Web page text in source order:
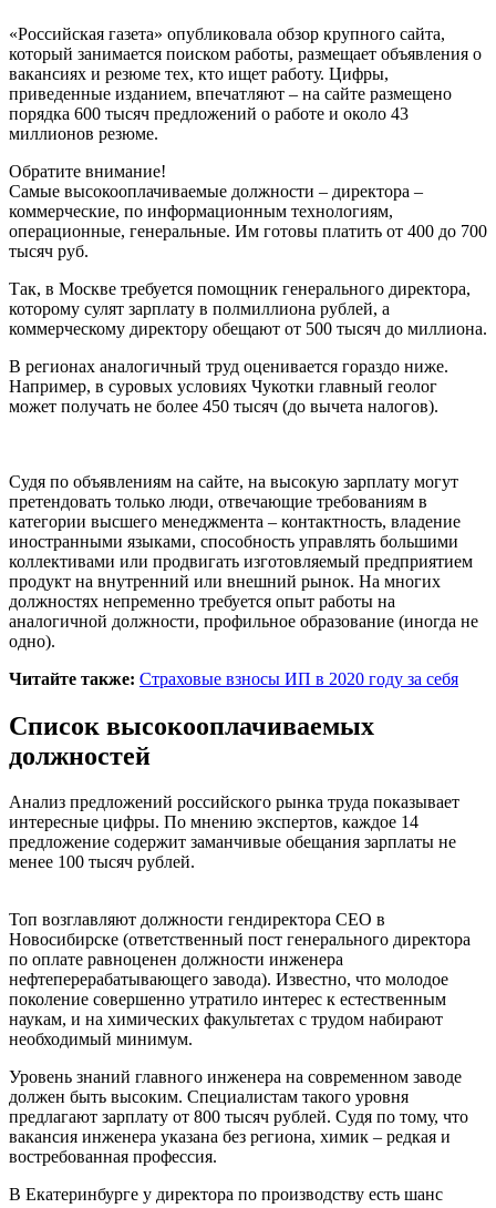
«Российская газета» опубликовала обзор крупного сайта,
который занимается поиском работы, размещает объявления о
вакансиях и резюме тех, кто ищет работу. Цифры,
приведенные изданием, впечатляют – на сайте размещено
порядка 600 тысяч предложений о работе и около 43
миллионов резюме.
Обратите внимание!
Самые высокооплачиваемые должности – директора –
коммерческие, по информационным технологиям,
операционные, генеральные. Им готовы платить от 400 до 700
тысяч руб.
Так, в Москве требуется помощник генерального директора,
которому сулят зарплату в полмиллиона рублей, а
коммерческому директору обещают от 500 тысяч до миллиона.
В регионах аналогичный труд оценивается гораздо ниже.
Например, в суровых условиях Чукотки главный геолог
может получать не более 450 тысяч (до вычета налогов).
Судя по объявлениям на сайте, на высокую зарплату могут
претендовать только люди, отвечающие требованиям в
категории высшего менеджмента – контактность, владение
иностранными языками, способность управлять большими
коллективами или продвигать изготовляемый предприятием
продукт на внутренний или внешний рынок. На многих
должностях непременно требуется опыт работы на
аналогичной должности, профильное образование (иногда не
одно).
Читайте также: Страховые взносы ИП в 2020 году за себя
Список высокооплачиваемых
должностей
Анализ предложений российского рынка труда показывает
интересные цифры. По мнению экспертов, каждое 14
предложение содержит заманчивые обещания зарплаты не
менее 100 тысяч рублей.
Топ возглавляют должности гендиректора СЕО в
Новосибирске (ответственный пост генерального директора
по оплате равноценен должности инженера
нефтеперерабатывающего завода). Известно, что молодое
поколение совершенно утратило интерес к естественным
наукам, и на химических факультетах с трудом набирают
необходимый минимум.
Уровень знаний главного инженера на современном заводе
должен быть высоким. Специалистам такого уровня
предлагают зарплату от 800 тысяч рублей. Судя по тому, что
вакансия инженера указана без региона, химик – редкая и
востребованная профессия.
В Екатеринбурге у директора по производству есть шанс